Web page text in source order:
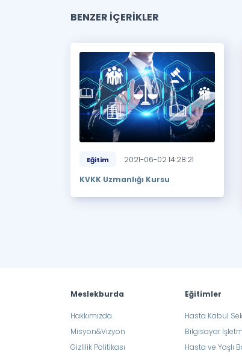
BENZER İÇERİKLER
Eğitim
2021-06-02 14:28:21
KVKK Uzmanlığı Kursu
Meslekburda
Hakkımızda
Misyon&Vizyon
Gizlilik Politikası
Eğitimler
Hasta Kabul
Bilgisayar
Hasta ve Yaşlı